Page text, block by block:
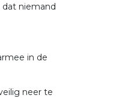
dat niemand
in de
neer te